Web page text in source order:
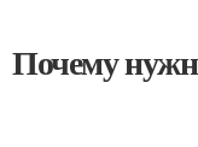
Почему